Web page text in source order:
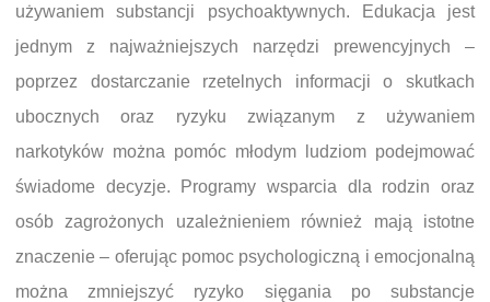
używaniem substancji psychoaktywnych. Edukacja jest
jednym z najważniejszych narzędzi prewencyjnych –
poprzez dostarczanie rzetelnych informacji o skutkach
ubocznych oraz ryzyku związanym z używaniem
narkotyków można pomóc młodym ludziom podejmować
świadome decyzje. Programy wsparcia dla rodzin oraz
osób zagrożonych uzależnieniem również mają istotne
znaczenie – oferując pomoc psychologiczną i emocjonalną
można zmniejszyć ryzyko sięgania po substancje